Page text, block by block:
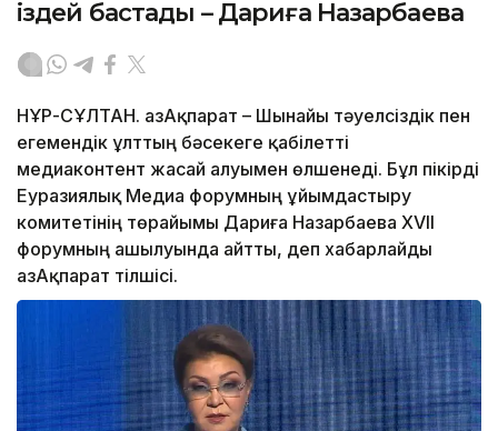
іздей бастады – Дариға Назарбаева
НҰР-СҰЛТАН. ҚазАқпарат – Шынайы тәуелсіздік пен
егемендік ұлттың бәсекеге қабілетті
медиаконтент жасай алуымен өлшенеді. Бұл пікірді
Еуразиялық Медиа форумның ұйымдастыру
комитетінің төрайымы Дариға Назарбаева XVII
форумның ашылуында айтты, деп хабарлайды
ҚазАқпарат тілшісі.